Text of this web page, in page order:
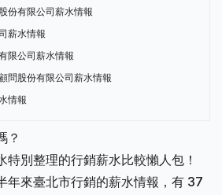
份有限公司薪水情報
薪水情報
限公司薪水情報
問股份有限公司薪水情報
情報
？
特別整理的行銷薪水比較懶人包！
年來臺北市行銷的薪水情報，有 37